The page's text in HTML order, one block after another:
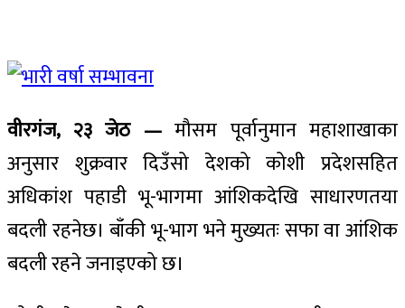
वीरगंज, २३ जेठ —मौसम पूर्वानुमान महाशाखाका
अनुसार शुक्रवार दिउँसो देशको कोशी प्रदेशसहित
अधिकांश पहाडी भू-भागमा आंशिकदेखि साधारणतया
बदली रहनेछ। बाँकी भू-भाग भने मुख्यतः सफा वा आंशिक
बदली रहने जनाइएको छ।